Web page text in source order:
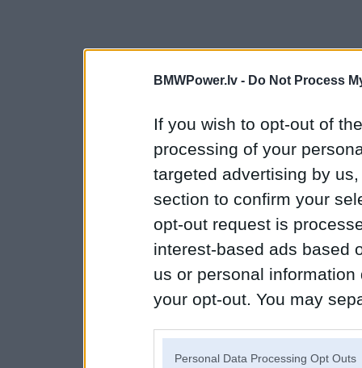
BMWPower.lv - Do Not Process
If you wish to opt-out of
processing of your
targeted advertising by
section to confirm your
opt-out request is
interest-based ads based
us or personal
your opt-out. You may
Personal Data Processing Opt Outs